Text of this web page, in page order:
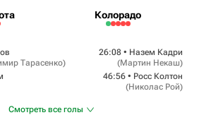
Колорадо
Тарасенко)
26:08 • Назем Кадри
(Мартин Некаш)
46:56 • Росс Колтон
(Николас Рой)
Смотреть все голы